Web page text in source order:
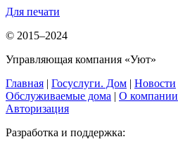
Для печати
© 2015–2024
Управляющая компания «Уют»
Главная | Госуслуги. Дом | Новости
Обслуживаемые дома | О компании
Авторизация
Разработка и поддержка: